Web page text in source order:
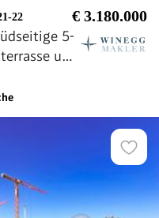
22 € 3.180.000
5-
und
den